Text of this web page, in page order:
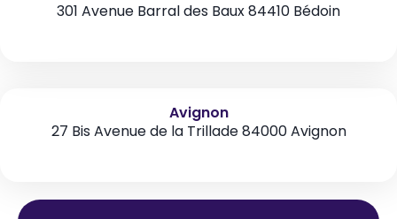
301 Avenue Barral des Baux 84410 Bédoin
Avignon
27 Bis Avenue de la Trillade 84000 Avignon